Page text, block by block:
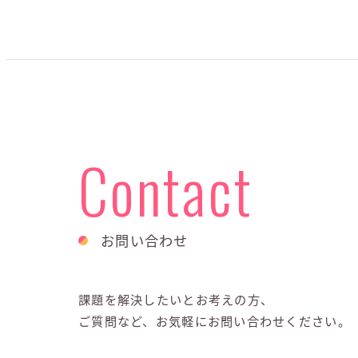
Contact
お問い合わせ
課題を解決したいとお考えの方、
ご質問など、お気軽にお問い合わせください。